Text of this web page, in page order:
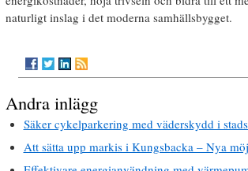
naturligt inslag i det moderna samhällsbygget.
Andra inlägg
Säker cykelparkering med väderskydd i
Att sätta upp markis i Kungsbacka – Nya